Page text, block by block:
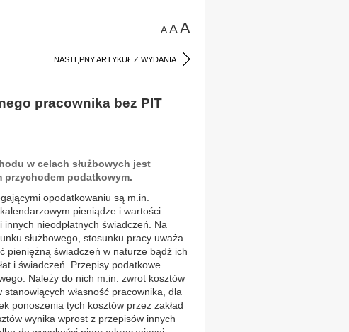
AAA
NASTĘPNY ARTYKUŁ Z WYDANIA
pracownika bez PIT
w celach służbowych jest
przychodem podatkowym.
opodatkowaniu są m.in.
pieniądze i wartości
nieodpłatnych świadczeń. Na
służbowego, stosunku pracy uważa
pieniężną świadczeń w naturze bądź ich
i świadczeń. Przepisy podatkowe
Należy do nich m.in. zwrot kosztów
własność pracownika, dla
ponoszenia tych kosztów przez zakład
wynika wprost z przepisów innych